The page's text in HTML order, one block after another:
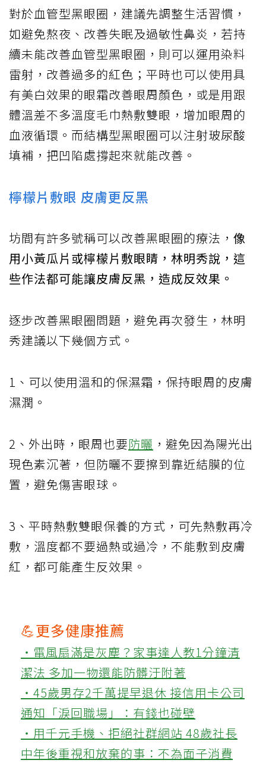
對於血管型黑眼圈，建議先調整生活習慣，
如避免熬夜、改善失眠及過敏性鼻炎，若持
續未能改善血管型黑眼圈，則可以運用染料
雷射，改善過多的紅色；平時也可以使用具
有美白效果的眼霜改善眼周顏色，或是用跟
體溫差不多溫度毛巾熱敷雙眼，增加眼周的
血液循環。而結構型黑眼圈可以注射玻尿酸
填補，把凹陷處撐起來就能改善。
檸檬片敷眼 皮膚更反黑
坊間有許多號稱可以改善黑眼圈的療法， 像
用小黃瓜片或檸檬片敷眼睛，林明秀說，這
些作法都可能讓皮膚反黑，造成反效果。
逐步改善黑眼圈問題，避免再次發生，林明
秀建議以下幾個方式。
1、可以使用溫和的保濕霜，保持眼周的皮膚
濕潤。
2、外出時，眼周也要防曬 ，避免因為陽光出
現色素沉著，但防曬不要擦到靠近結膜的位
置，避免傷害眼球。
3、平時熱敷雙眼保養的方式，可先熱敷再冷
敷，溫度都不要過熱或過冷，不能敷到皮膚
紅，都可能產生反效果。
💪更多健康推薦
‧電風扇滿是灰塵？家事達人教1分鐘清
潔法 多加一物還能防髒汙附著
‧45歲男存2千萬提早退休 接信用卡公司
通知「淚回職場」：有錢也碰壁
‧用千元手機、拒絕社群網站 48歲社長
中年後重視和放棄的事：不為面子消費